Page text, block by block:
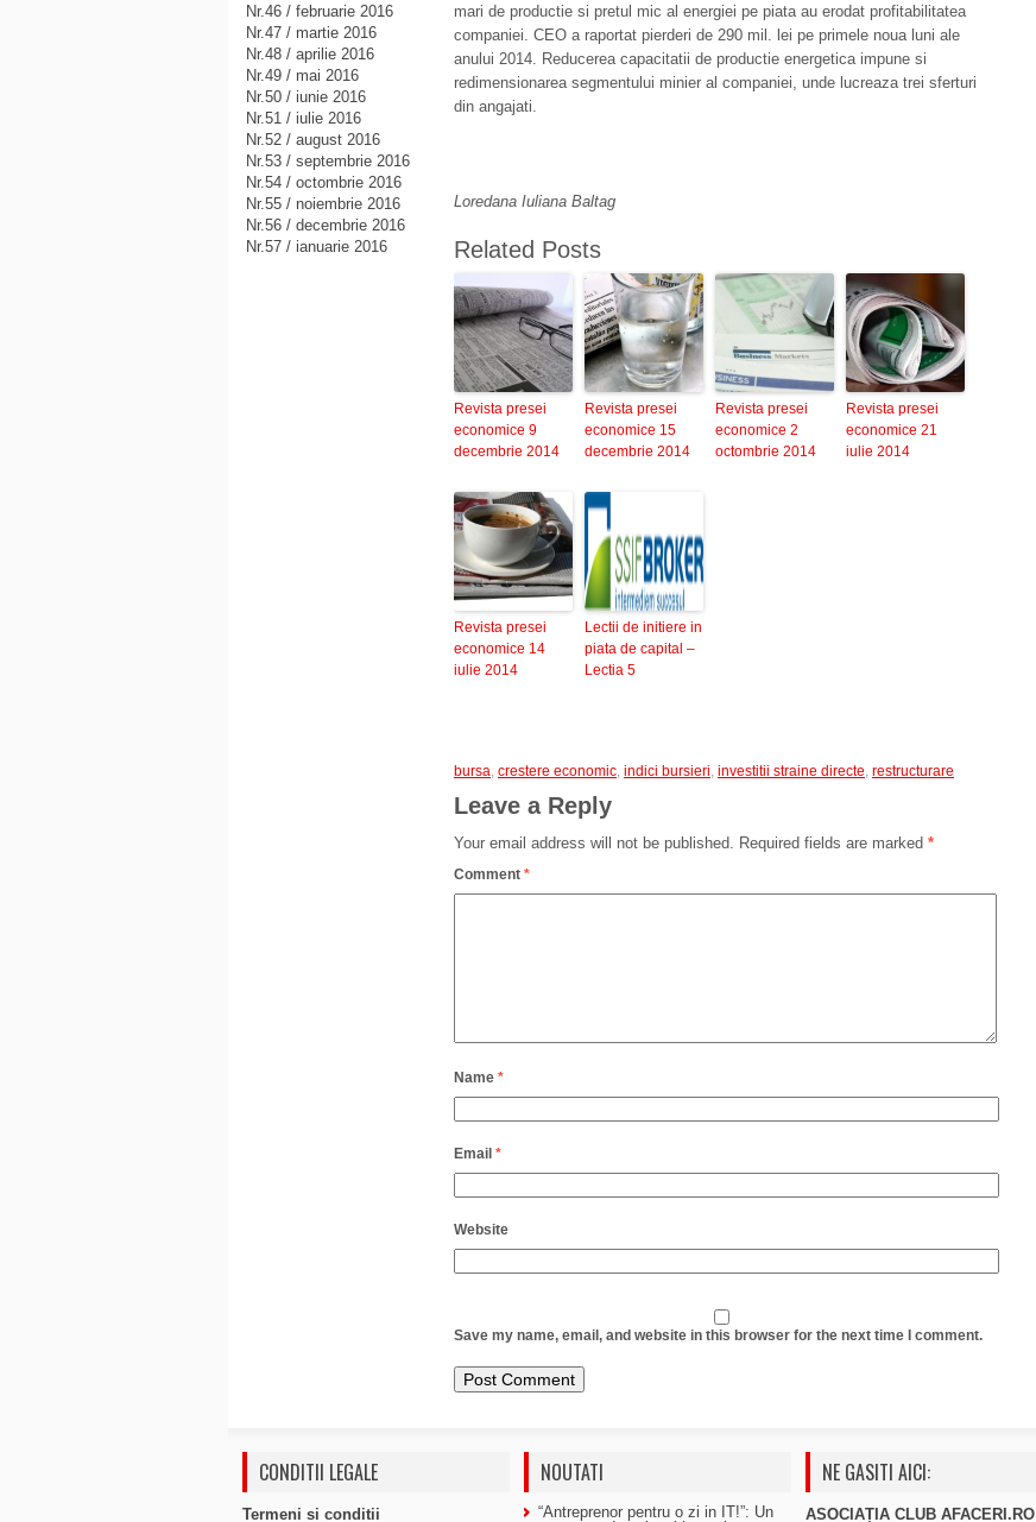
mari de productie si pretul mic al energiei pe piata au erodat profitabilitatea
companiei. CEO a raportat pierderi de 290 mil. lei pe primele noua luni ale
anului 2014. Reducerea capacitatii de productie energetica impune si
redimensionarea segmentului minier al companiei, unde lucreaza trei sferturi
din angajati.
Loredana Iuliana Baltag
Related Posts
Revista presei
economice 9
decembrie 2014
Revista presei
economice 15
decembrie 2014
Revista presei
economice 2
octombrie 2014
Revista presei
economice 21
iulie 2014
Revista presei
economice 14
iulie 2014
Lectii de initiere in
piata de capital –
Lectia 5
bursa, crestere economic, indici bursieri, investitii straine directe, restructurare
Leave a Reply
Your email address will not be published. Required fields are marked *
Comment *
Name *
Email *
Website
Save my name, email, and website in this browser for the next time I comment.
Nr.46 / februarie 2016
Nr.47 / martie 2016
Nr.48 / aprilie 2016
Nr.49 / mai 2016
Nr.50 / iunie 2016
Nr.51 / iulie 2016
Nr.52 / august 2016
Nr.53 / septembrie 2016
Nr.54 / octombrie 2016
Nr.55 / noiembrie 2016
Nr.56 / decembrie 2016
Nr.57 / ianuarie 2016
CONDITII LEGALE
Termeni si conditii
NOUTATI
“Antreprenor pentru o zi in IT!”: Un
NE GASITI AICI:
ASOCIAȚIA CLUB AFACERI.RO